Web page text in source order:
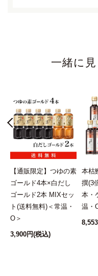
今回も購入致しました
2021/08/02
3年ぐらい愛用してお
だしの風味だけでなく
にぴったりです。
濃縮しないものもある
2021/08/02
一緒に
【通販限定】つゆの素
ゴールド4本×白だし
ゴールド2本 MIXセッ
ト(送料無料)＜常温・
O＞
3,900円(税込)
本枯
撰(3
本・
温・